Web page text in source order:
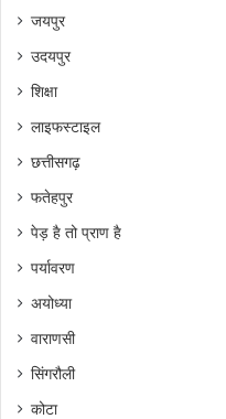
जयपुर
उदयपुर
शिक्षा
लाइफस्टाइल
छत्तीसगढ़
फतेहपुर
पेड़ है तो प्राण है
पर्यावरण
अयोध्या
वाराणसी
सिंगरौली
कोटा